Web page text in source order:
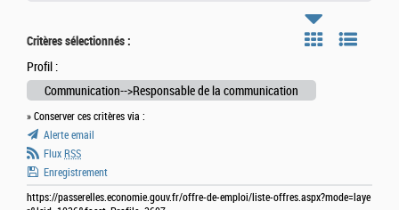
Critères sélectionnés :
Profil :
Communication-->Responsable de la communication
» Conserver ces critères via :
Alerte email
Flux RSS
Enregistrement
https://passerelles.economie.gouv.fr/offre-de-emploi/liste-offres.aspx?mode=laye